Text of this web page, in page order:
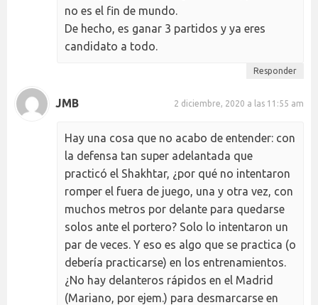
no es el fin de mundo.
De hecho, es ganar 3 partidos y ya eres
candidato a todo.
Responder
JMB 2 diciembre, 2020 a las 11:55 am
Hay una cosa que no acabo de entender: con
la defensa tan super adelantada que
practicó el Shakhtar, ¿por qué no intentaron
romper el fuera de juego, una y otra vez, con
muchos metros por delante para quedarse
solos ante el portero? Solo lo intentaron un
par de veces. Y eso es algo que se practica (o
debería practicarse) en los entrenamientos.
¿No hay delanteros rápidos en el Madrid
(Mariano, por ejem.) para desmarcarse en